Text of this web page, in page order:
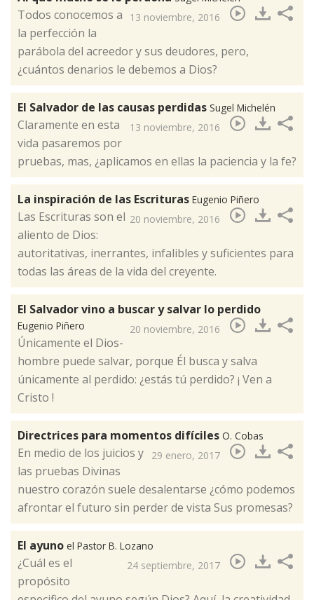
13 noviembre, 2016
Todos conocemos a
la perfección la
parábola del acreedor y sus deudores, pero,
¿cuántos denarios le debemos a Dios?​
El Salvador de las causas perdidas Sugel Michelén
13 noviembre, 2016
Claramente en esta
vida pasaremos por
pruebas, mas, ¿aplicamos en ellas la paciencia y la fe?​
La inspiración de las Escrituras Eugenio Piñero
20 noviembre, 2016
Las Escrituras son el
aliento de Dios:
autoritativas, inerrantes, infalibles y suficientes para
todas las áreas de la vida del creyente.​
El Salvador vino a buscar y salvar lo perdido
Eugenio Piñero 20 noviembre, 2016
Únicamente el Dios-
hombre puede salvar, porque Él busca y salva
únicamente al perdido: ¿estás tú perdido? ¡ Ven a
Cristo !​
Directrices para momentos difíciles O. Cobas
29 enero, 2017
En medio de los juicios y
las pruebas Divinas
nuestro corazón suele desalentarse ¿cómo podemos
afrontar el futuro sin perder de vista Sus promesas? ​
El ayuno el Pastor B. Lozano
24 septiembre, 2017
¿Cuál es el
propósito